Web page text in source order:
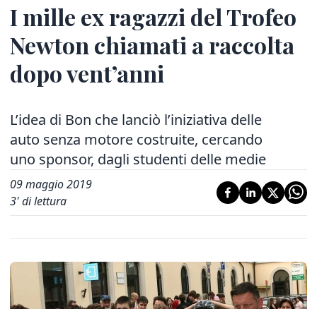
I mille ex ragazzi del Trofeo
Newton chiamati a raccolta
dopo vent’anni
L’idea di Bon che lanciò l’iniziativa delle
auto senza motore costruite, cercando
uno sponsor, dagli studenti delle medie
09 maggio 2019
3' di lettura